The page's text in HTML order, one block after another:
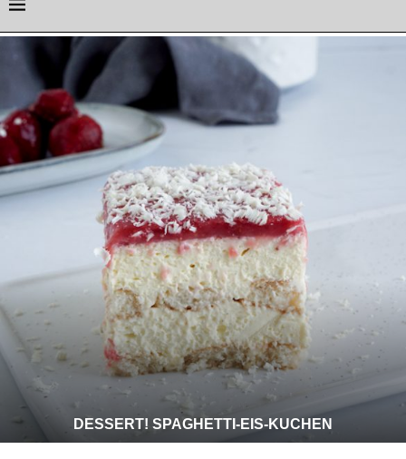
DESSERT! SPAGHETTI-EIS-KUCHEN